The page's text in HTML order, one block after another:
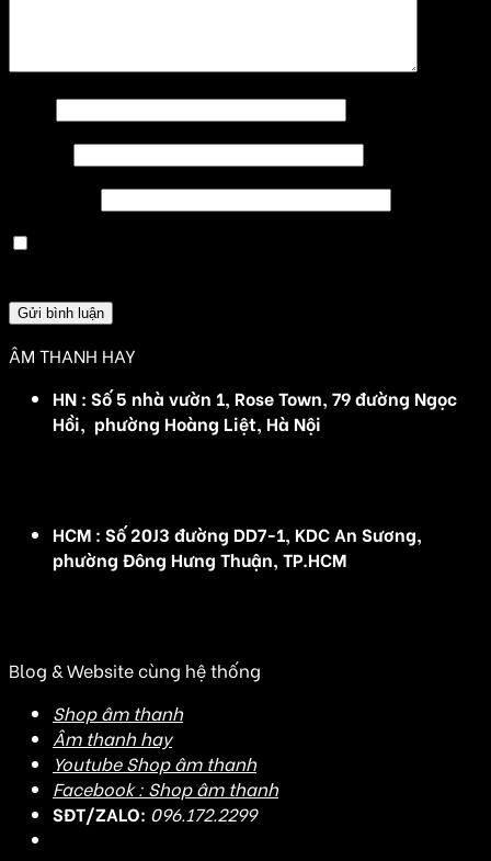
ÂM THANH HAY
HN : Số 5 nhà vườn 1, Rose Town, 79 đường Ngọc
Hồi, phường Hoàng Liệt, Hà Nội
HCM : Số 20J3 đường DD7-1, KDC An Sương,
phường Đông Hưng Thuận, TP.HCM
Blog & Website cùng hệ thống
Shop âm thanh
Âm thanh hay
Youtube Shop âm thanh
Facebook : Shop âm thanh
SĐT/ZALO: 096.172.2299